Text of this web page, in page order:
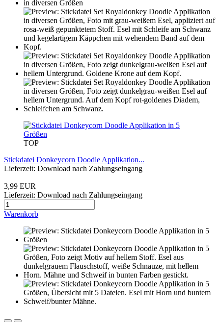
TOP
Stickdatei Donkeycorn Doodle Applikation...
Lieferzeit: Download nach Zahlungseingang
3,99 EUR
Lieferzeit: Download nach Zahlungseingang
Warenkorb